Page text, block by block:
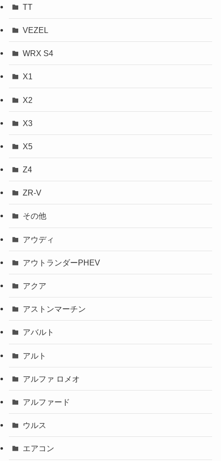
TT
VEZEL
WRX S4
X1
X2
X3
X5
Z4
ZR-V
その他
アウディ
アウトランダーPHEV
アクア
アストンマーチン
アバルト
アルト
アルファ ロメオ
アルファード
ウルス
エアコン